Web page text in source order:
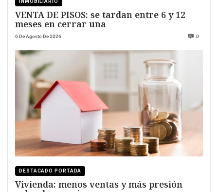
INMOBILIARIO
VENTA DE PISOS: se tardan entre 6 y 12
meses en cerrar una
6 De Agosto De 2026 0
DESTACADO PORTADA
Vivienda: menos ventas y más presión